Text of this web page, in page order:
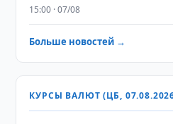
15:00 · 07/08
Больше новостей →
КУРСЫ ВАЛЮТ (ЦБ,